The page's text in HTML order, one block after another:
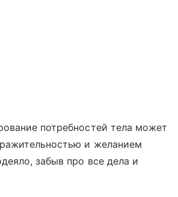
потребностей тела может
и желанием
забыв про все дела и